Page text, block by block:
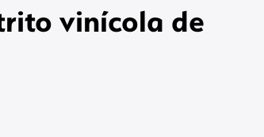
vinícola de